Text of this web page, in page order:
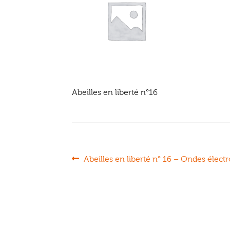
Abeilles en liberté n°16
Navigation
Article
Abeilles en liberté n° 16 – Ondes